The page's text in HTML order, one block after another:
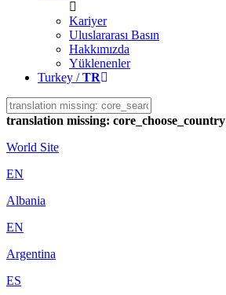
Kariyer
Uluslararası Basın
Hakkımızda
Yüklenenler
Turkey /TR
translation missing: core_choose_country
World Site
EN
Albania
EN
Argentina
ES